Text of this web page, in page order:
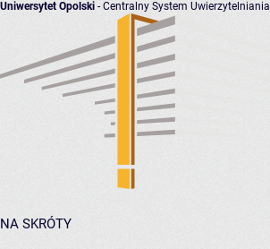
Uniwersytet Opolski - Centralny System Uwierzytelniania
NA SKRÓTY